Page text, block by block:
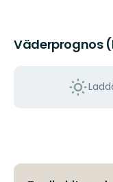
Väderprognos